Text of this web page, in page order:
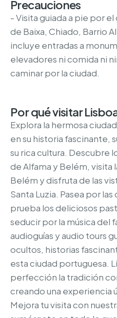
Precauciones
- Visita guiada a pie por
de Baixa, Chiado, Barrio
incluye entradas a
elevadores ni comida ni
caminar por la ciudad.
Por qué visitar
Explora la hermosa
en su historia fascinante,
su rica cultura. Descubre
de Alfama y Belém,
Belém y disfruta de las
Santa Luzia. Pasea por
prueba los deliciosos
seducir por la música del
audioguías y audio tours
ocultos, historias
esta ciudad portuguesa.
perfección la tradición
creando una experiencia
Mejora tu visita con